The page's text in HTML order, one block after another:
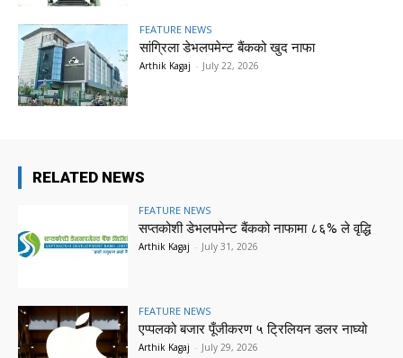
FEATURE NEWS
सांग्रिला डेभलपमेन्ट बैंकको खुद नाफा
Arthik Kagaj - July 22, 2026
RELATED NEWS
FEATURE NEWS
सप्तकोशी डेभलपमेन्ट बैंकको नाफामा ८६% ले वृद्धि
Arthik Kagaj - July 31, 2026
FEATURE NEWS
एप्पलको बजार पूँजीकरण ५ ट्रिलियन डलर नाघ्यो
Arthik Kagaj - July 29, 2026